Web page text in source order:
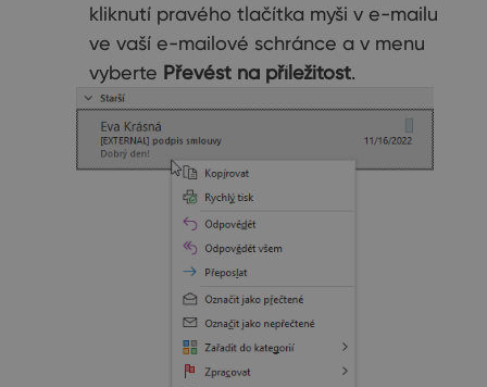
kliknutí pravého tlačítka myši v e-mailu
ve vaší e-mailové schránce a v menu
vyberte Převést na příležitost.